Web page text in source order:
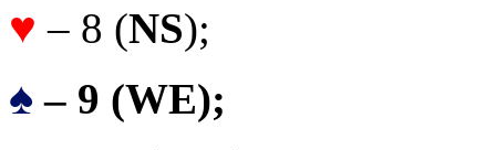
♥ – 8 (NS);
♠ – 9 (WE);